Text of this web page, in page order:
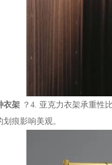
衣架 ？ 4. 亚克力衣架承重性
痕影响美观。